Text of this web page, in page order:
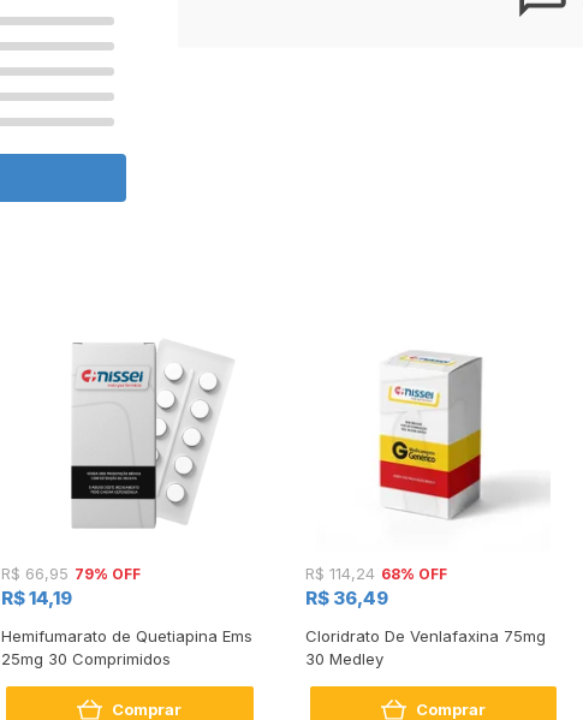
R$ 66,95 79% OFF
R$ 14,19
Hemifumarato de Quetiapina Ems
25mg 30 Comprimidos
Comprar
R$ 114,24 68% OFF
R$ 36,49
Cloridrato De Venlafaxina 75mg
30 Medley
Comprar